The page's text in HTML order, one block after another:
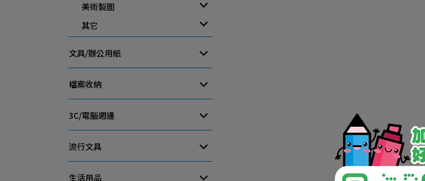
美術製圖
其它
文具/辦公用紙
檔案收納
3C/電腦週邊
流行文具
生活用品